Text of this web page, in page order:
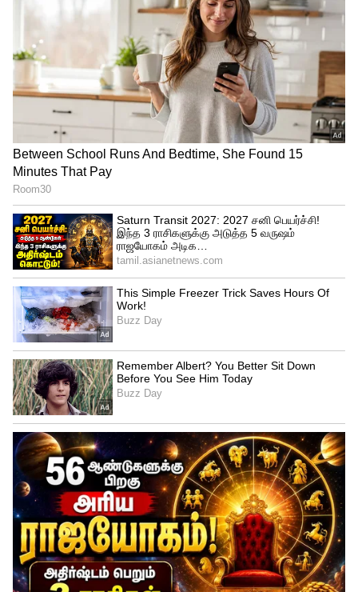
2 சதவீதம் சரிவு
அதேசமயம், டாலருக்கு எதிராக ரூபாயின்